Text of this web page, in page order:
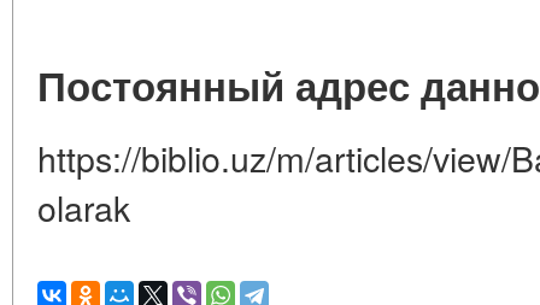
Постоянный адрес
https://biblio.uz/m/articles/view/
olarak